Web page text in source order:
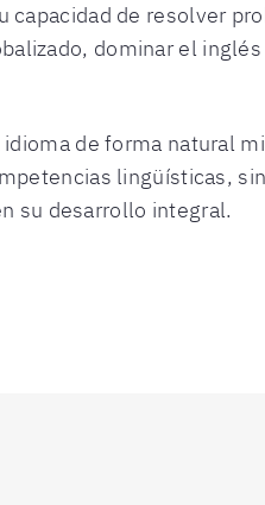
de resolver
dominar el
de forma natural
lingüísticas,
su desarrollo integral.